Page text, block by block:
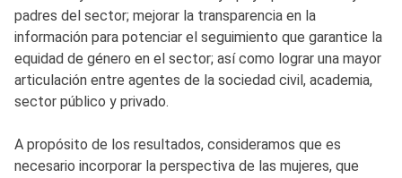
padres del sector; mejorar la transparencia en la
información para potenciar el seguimiento que garantice la
equidad de género en el sector; así como lograr una mayor
articulación entre agentes de la sociedad civil, academia,
sector público y privado.
A propósito de los resultados, consideramos que es
necesario incorporar la perspectiva de las mujeres, que